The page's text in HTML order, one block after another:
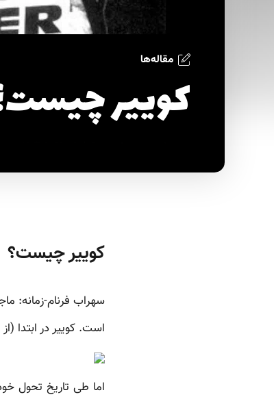
مقاله‌ها
کوییر
کوییر چیست؟
سهراب فرنام-زمانه:
است. کوییر در ابتدا (از قرن ۱۶ و در زبان آلمانی و سپس انگلیسی) به معنای چیزی عجیب و غریب،
اما طی تاریخ تحول